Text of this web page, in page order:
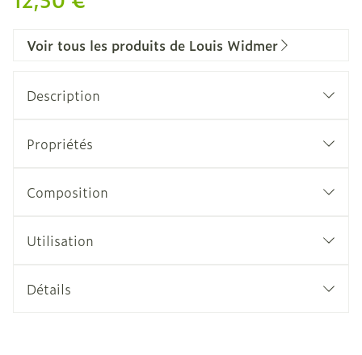
Voir tous les produits de Louis Widmer
Description
Propriétés
Composition
Utilisation
Détails